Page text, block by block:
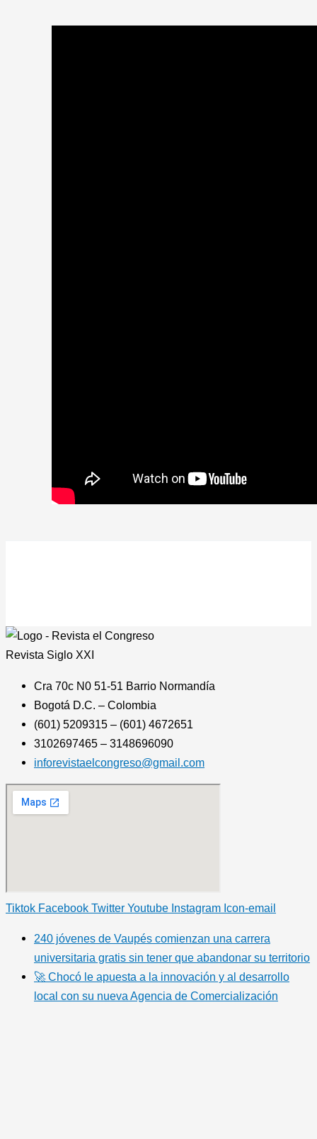
Revista Siglo XXI
Cra 70c N0 51-51 Barrio Normandía
Bogotá D.C. – Colombia
(601) 5209315 – (601) 4672651
3102697465 – 3148696090
inforevistaelcongreso@gmail.com
Tiktok Facebook Twitter Youtube Instagram Icon-email
240 jóvenes de Vaupés comienzan una carrera
universitaria gratis sin tener que abandonar su territorio
🚀 Chocó le apuesta a la innovación y al desarrollo
local con su nueva Agencia de Comercialización